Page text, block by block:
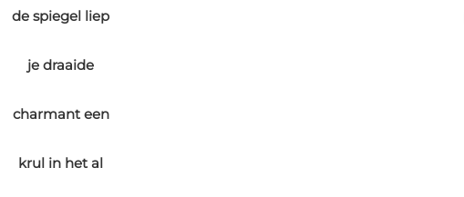
de spiegel liep
je draaide
charmant een
krul in het al